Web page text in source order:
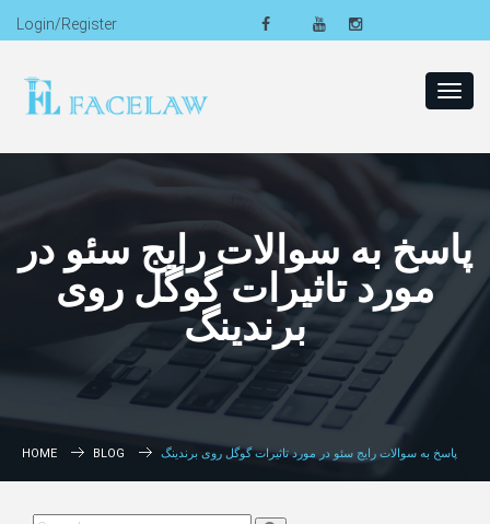
Login/Register
پاسخ به سوالات رایج سئو در
مورد تاثیرات گوگل روی
برندینگ
HOME BLOG پاسخ به سوالات رایج سئو در مورد تاثیرات گوگل روی برندینگ